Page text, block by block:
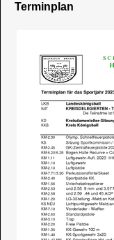
Terminplan